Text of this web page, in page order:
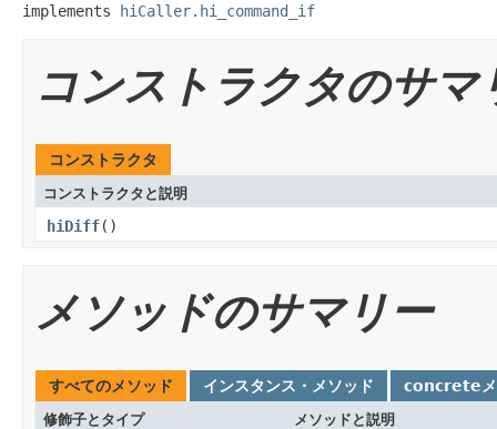
implements hiCaller.hi_command_if
コンストラクタのサマ
コンストラクタ
コンストラクタと説明
hiDiff()
メソッドのサマリー
すべてのメソッド インスタンス・メソッド concreteメ
修飾子とタイプ メソッドと説明